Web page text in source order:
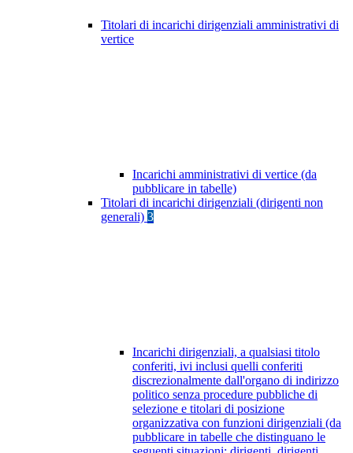
Titolari di incarichi dirigenziali amministrativi di
vertice
Incarichi amministrativi di vertice (da
pubblicare in tabelle)
Titolari di incarichi dirigenziali (dirigenti non
generali) 3
Incarichi dirigenziali, a qualsiasi titolo
conferiti, ivi inclusi quelli conferiti
discrezionalmente dall'organo di indirizzo
politico senza procedure pubbliche di
selezione e titolari di posizione
organizzativa con funzioni dirigenziali (da
pubblicare in tabelle che distinguano le